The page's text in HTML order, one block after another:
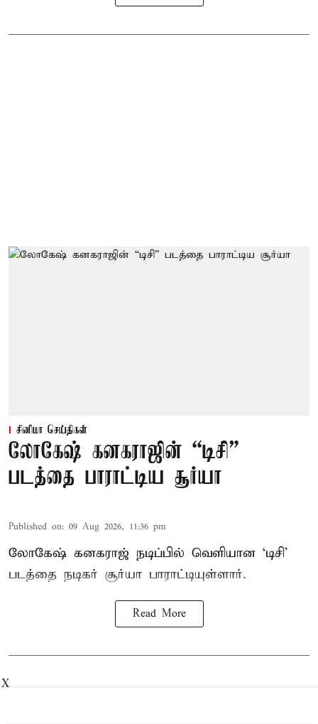
சினிமா செய்திகள்
லோகேஷ் கனகராஜின் “டிசி”
படத்தை பாராட்டிய சூர்யா
Published on: 09 Aug 2026, 11:36 pm
லோகேஷ் கனகராஜ் நடிப்பில் வெளியான ‘டிசி’
படத்தை நடிகர் சூர்யா பாராட்டியுள்ளார்.
Read More
X